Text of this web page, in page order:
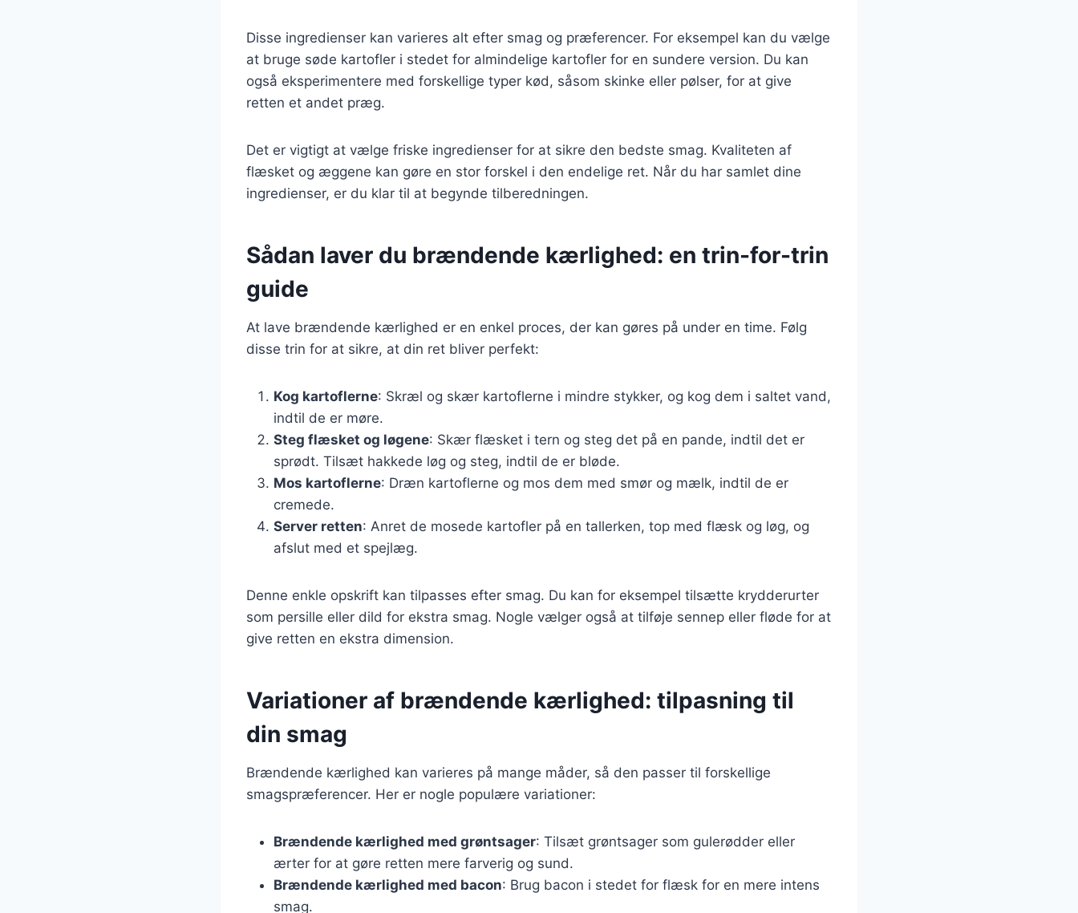
Disse ingredienser kan varieres alt efter smag og præferencer. For eksempel kan du vælge
at bruge søde kartofler i stedet for almindelige kartofler for en sundere version. Du kan
også eksperimentere med forskellige typer kød, såsom skinke eller pølser, for at give
retten et andet præg.
Det er vigtigt at vælge friske ingredienser for at sikre den bedste smag. Kvaliteten af
flæsket og æggene kan gøre en stor forskel i den endelige ret. Når du har samlet dine
ingredienser, er du klar til at begynde tilberedningen.
Sådan laver du brændende kærlighed: en trin-for-trin
guide
At lave brændende kærlighed er en enkel proces, der kan gøres på under en time. Følg
disse trin for at sikre, at din ret bliver perfekt:
Kog kartoflerne: Skræl og skær kartoflerne i mindre stykker, og kog dem i saltet vand,
indtil de er møre.
Steg flæsket og løgene: Skær flæsket i tern og steg det på en pande, indtil det er
sprødt. Tilsæt hakkede løg og steg, indtil de er bløde.
Mos kartoflerne: Dræn kartoflerne og mos dem med smør og mælk, indtil de er
cremede.
Server retten: Anret de mosede kartofler på en tallerken, top med flæsk og løg, og
afslut med et spejlæg.
Denne enkle opskrift kan tilpasses efter smag. Du kan for eksempel tilsætte krydderurter
som persille eller dild for ekstra smag. Nogle vælger også at tilføje sennep eller fløde for at
give retten en ekstra dimension.
Variationer af brændende kærlighed: tilpasning til
din smag
Brændende kærlighed kan varieres på mange måder, så den passer til forskellige
smagspræferencer. Her er nogle populære variationer:
Brændende kærlighed med grøntsager: Tilsæt grøntsager som gulerødder eller
ærter for at gøre retten mere farverig og sund.
Brændende kærlighed med bacon: Brug bacon i stedet for flæsk for en mere intens
smag.